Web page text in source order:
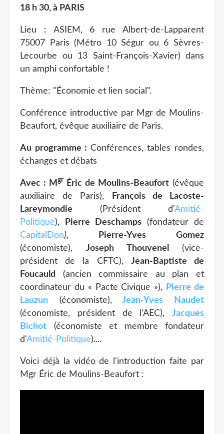
18 h 30, à PARIS
Lieu : ASIEM, 6 rue Albert-de-Lapparent
75007 Paris (Métro 10 Ségur ou 6 Sèvres-
Lecourbe ou 13 Saint-François-Xavier) dans
un amphi confortable !
Thème: "Économie et lien social".
Conférence introductive par Mgr de Moulins-
Beaufort, évêque auxiliaire de Paris.
Au programme : Conférences, tables rondes,
échanges et débats
Avec : M gr Éric de Moulins-Beaufort (évêque
auxiliaire de Paris),
François de Lacoste-
Lareymondie (Président d'Amitié-
Politique), Pierre Deschamps (fondateur de
CapitalDon),
Pierre-Yves Gomez
(‎économiste), Joseph Thouvenel (vice-
président de la CFTC), Jean-Baptiste de
Foucauld
(ancien commissaire au plan et
coordinateur du « Pacte Civique »),
Pierre de
Lauzun (économiste),
Jean-Yves Naudet
(économiste, président de l’AEC), Jacques
Bichot (économiste et membre fondateur
d'Amitié-Politique)....
Voici déjà la vidéo de l'introduction faite par
Mgr Éric de Moulins-Beaufort :